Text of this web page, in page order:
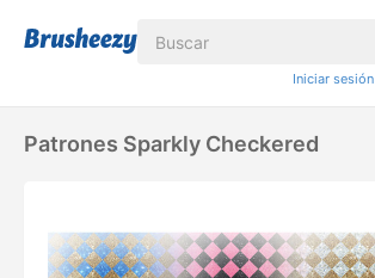
Iniciar sesión
Patrones Sparkly Checkered